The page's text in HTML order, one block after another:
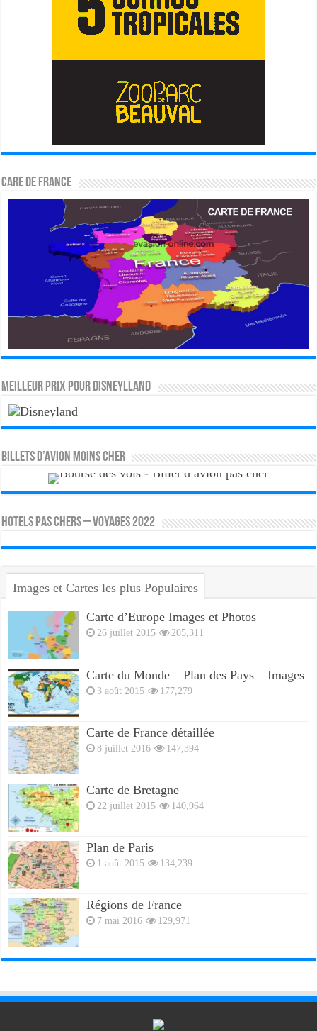
CARE DE FRANCE
MEILLEUR PRIX POUR DISNEYLLAND
Billets d’avion moins cher
HOTELS PAS CHERS – VOYAGES 2022
Images et Cartes les plus Populaires
Carte d’Europe Images et Photos
26 juillet 2015 205,311
Carte du Monde – Plan des Pays – Images
3 août 2015 177,279
Carte de France détaillée
8 juillet 2016 147,394
Carte de Bretagne
22 juillet 2015 140,964
Plan de Paris
1 août 2015 134,239
Régions de France
7 mai 2016 129,971